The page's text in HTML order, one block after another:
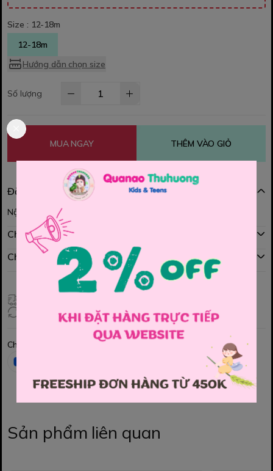
Size : 12-18m
12-18m
Hướng dẫn chọn size
Số lượng
MUA NGAY THÊM VÀO GIỎ
Đặc điểm nổi bật
Nội dung đang được cập nhật
Chính sách mua hàng
Chính sách đổi hàng
Đổi hàng 3 ngày (HCM), 7 ngày (Tỉnh)
Chia sẻ
Sản phẩm liên quan